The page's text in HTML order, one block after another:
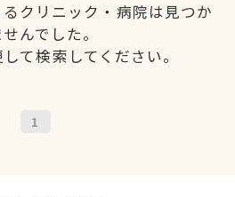
クリニック・病院は見つか
んでした。
て検索してください。
1